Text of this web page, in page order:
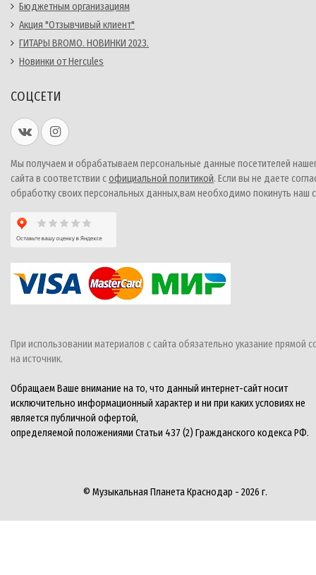
Бюджетным организациям
Акция "Отзывчивый клиент"
ГИТАРЫ BROMO. НОВИНКИ 2023.
Новинки от Hercules
СОЦСЕТИ
Мы получаем и обрабатываем персональные данные посетителей
сайта в соответствии софициальной политикой. Если вы не даете
обработку своих персональных данных,вам необходимо покинуть наш
При использовании материалов с сайта обязательно указание прямой
на источник.
Обращаем Ваше внимание на то, что данный интернет-сайт носит
исключительно информационный характер и ни при каких условиях не
является публичной офертой,
определяемой положениями Статьи 437 (2) Гражданского кодекса РФ.
© Музыкальная Планета Краснодар - 2026 г.